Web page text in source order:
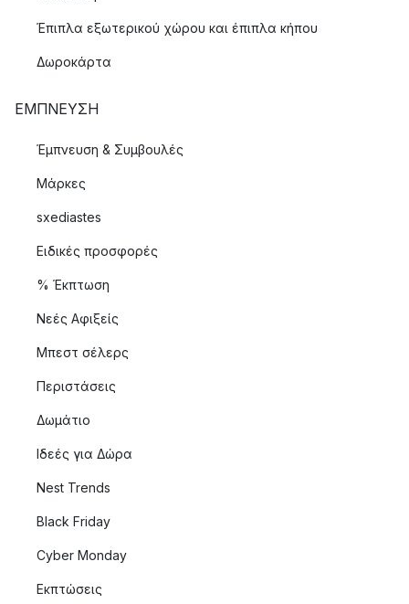
Έπιπλα εξωτερικού χώρου και έπιπλα κήπου
Δωροκάρτα
ΈΜΠΝΕΥΣΗ
Έμπνευση & Συμβουλές
Μάρκες
sxediastes
Ειδικές προσφορές
% Έκπτωση
Νεές Αφιξείς
Μπεστ σέλερς
Περιστάσεις
Δωμάτιο
Ιδεές για Δώρα
Nest Trends
Black Friday
Cyber Monday
Εκπτώσεις